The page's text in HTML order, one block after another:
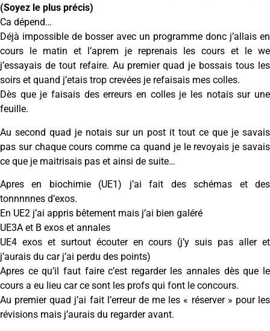
(Soyez le plus précis)
Ca dépend…
Déjà impossible de bosser avec un programme donc j’allais en
cours le matin et l’aprem je reprenais les cours et le we
j’essayais de tout refaire. Au premier quad je bossais tous les
soirs et quand j’etais trop crevées je refaisais mes colles.
Dès que je faisais des erreurs en colles je les notais sur une
feuille.
Au second quad je notais sur un post it tout ce que je savais
pas sur chaque cours comme ca quand je le revoyais je savais
ce que je maitrisais pas et ainsi de suite…
Apres en biochimie (UE1) j’ai fait des schémas et des
tonnnnnes d’exos.
En UE2 j’ai appris bêtement mais j’ai bien galéré
UE3A et B exos et annales
UE4 exos et surtout écouter en cours (j’y suis pas aller et
j’aurais du car j’ai perdu des points)
Apres ce qu’il faut faire c’est regarder les annales dès que le
cours a eu lieu car ce sont les profs qui font le concours.
Au premier quad j’ai fait l’erreur de me les « réserver » pour les
révisions mais j’aurais du regarder avant.